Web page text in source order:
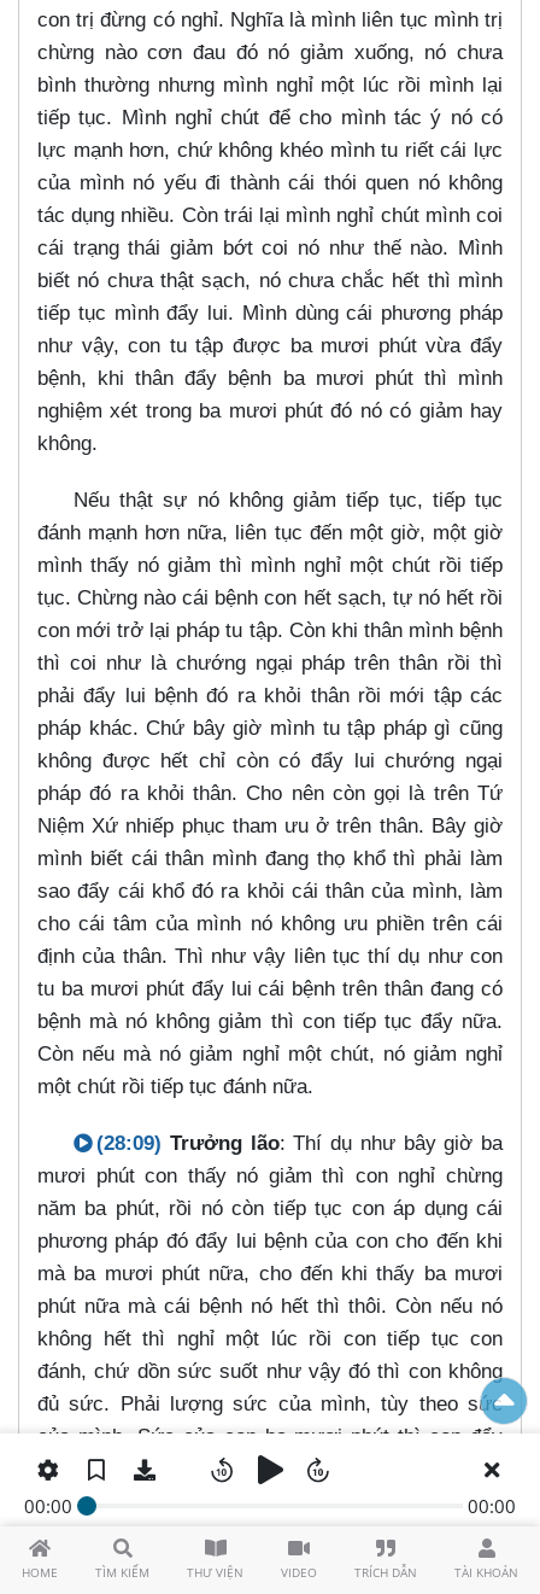
HOME TÌM KIẾM THƯ VIỆN VIDEO TRÍCH DẪN TÀI KHOẢN
00:00 00:00
con trị đừng có nghỉ. Nghĩa là mình liên tục mình trị
chừng nào cơn đau đó nó giảm xuống, nó chưa
bình thường nhưng mình nghỉ một lúc rồi mình lại
tiếp tục. Mình nghỉ chút để cho mình tác ý nó có
lực mạnh hơn, chứ không khéo mình tu riết cái lực
của mình nó yếu đi thành cái thói quen nó không
tác dụng nhiều. Còn trái lại mình nghỉ chút mình coi
cái trạng thái giảm bớt coi nó như thế nào. Mình
biết nó chưa thật sạch, nó chưa chắc hết thì mình
tiếp tục mình đẩy lui. Mình dùng cái phương pháp
như vậy, con tu tập được ba mươi phút vừa đẩy
bệnh, khi thân đẩy bệnh ba mươi phút thì mình
nghiệm xét trong ba mươi phút đó nó có giảm hay
không.
Nếu thật sự nó không giảm tiếp tục, tiếp tục
đánh mạnh hơn nữa, liên tục đến một giờ, một giờ
mình thấy nó giảm thì mình nghỉ một chút rồi tiếp
tục. Chừng nào cái bệnh con hết sạch, tự nó hết rồi
con mới trở lại pháp tu tập. Còn khi thân mình bệnh
thì coi như là chướng ngại pháp trên thân rồi thì
phải đẩy lui bệnh đó ra khỏi thân rồi mới tập các
pháp khác. Chứ bây giờ mình tu tập pháp gì cũng
không được hết chỉ còn có đẩy lui chướng ngại
pháp đó ra khỏi thân. Cho nên còn gọi là trên Tứ
Niệm Xứ nhiếp phục tham ưu ở trên thân. Bây giờ
mình biết cái thân mình đang thọ khổ thì phải làm
sao đẩy cái khổ đó ra khỏi cái thân của mình, làm
cho cái tâm của mình nó không ưu phiền trên cái
định của thân. Thì như vậy liên tục thí dụ như con
tu ba mươi phút đẩy lui cái bệnh trên thân đang có
bệnh mà nó không giảm thì con tiếp tục đẩy nữa.
Còn nếu mà nó giảm nghỉ một chút, nó giảm nghỉ
một chút rồi tiếp tục đánh nữa.
(28:09) Trưởng lão: Thí dụ như bây giờ ba
mươi phút con thấy nó giảm thì con nghỉ chừng
năm ba phút, rồi nó còn tiếp tục con áp dụng cái
phương pháp đó đẩy lui bệnh của con cho đến khi
mà ba mươi phút nữa, cho đến khi thấy ba mươi
phút nữa mà cái bệnh nó hết thì thôi. Còn nếu nó
không hết thì nghỉ một lúc rồi con tiếp tục con
đánh, chứ dồn sức suốt như vậy đó thì con không
đủ sức. Phải lượng sức của mình, tùy theo sức
của mình. Sức của con ba mươi phút thì con đẩy
lui bệnh ba mươi phút, mà sức của con một giờ thì
con tu tập trong một giờ. Cho nên vì vậy mà tuỳ
theo khả năng, sức của con mà tu tập trong đẩy lui
bệnh. Còn cái bệnh lặt vặt, bây giờ cái bệnh mà